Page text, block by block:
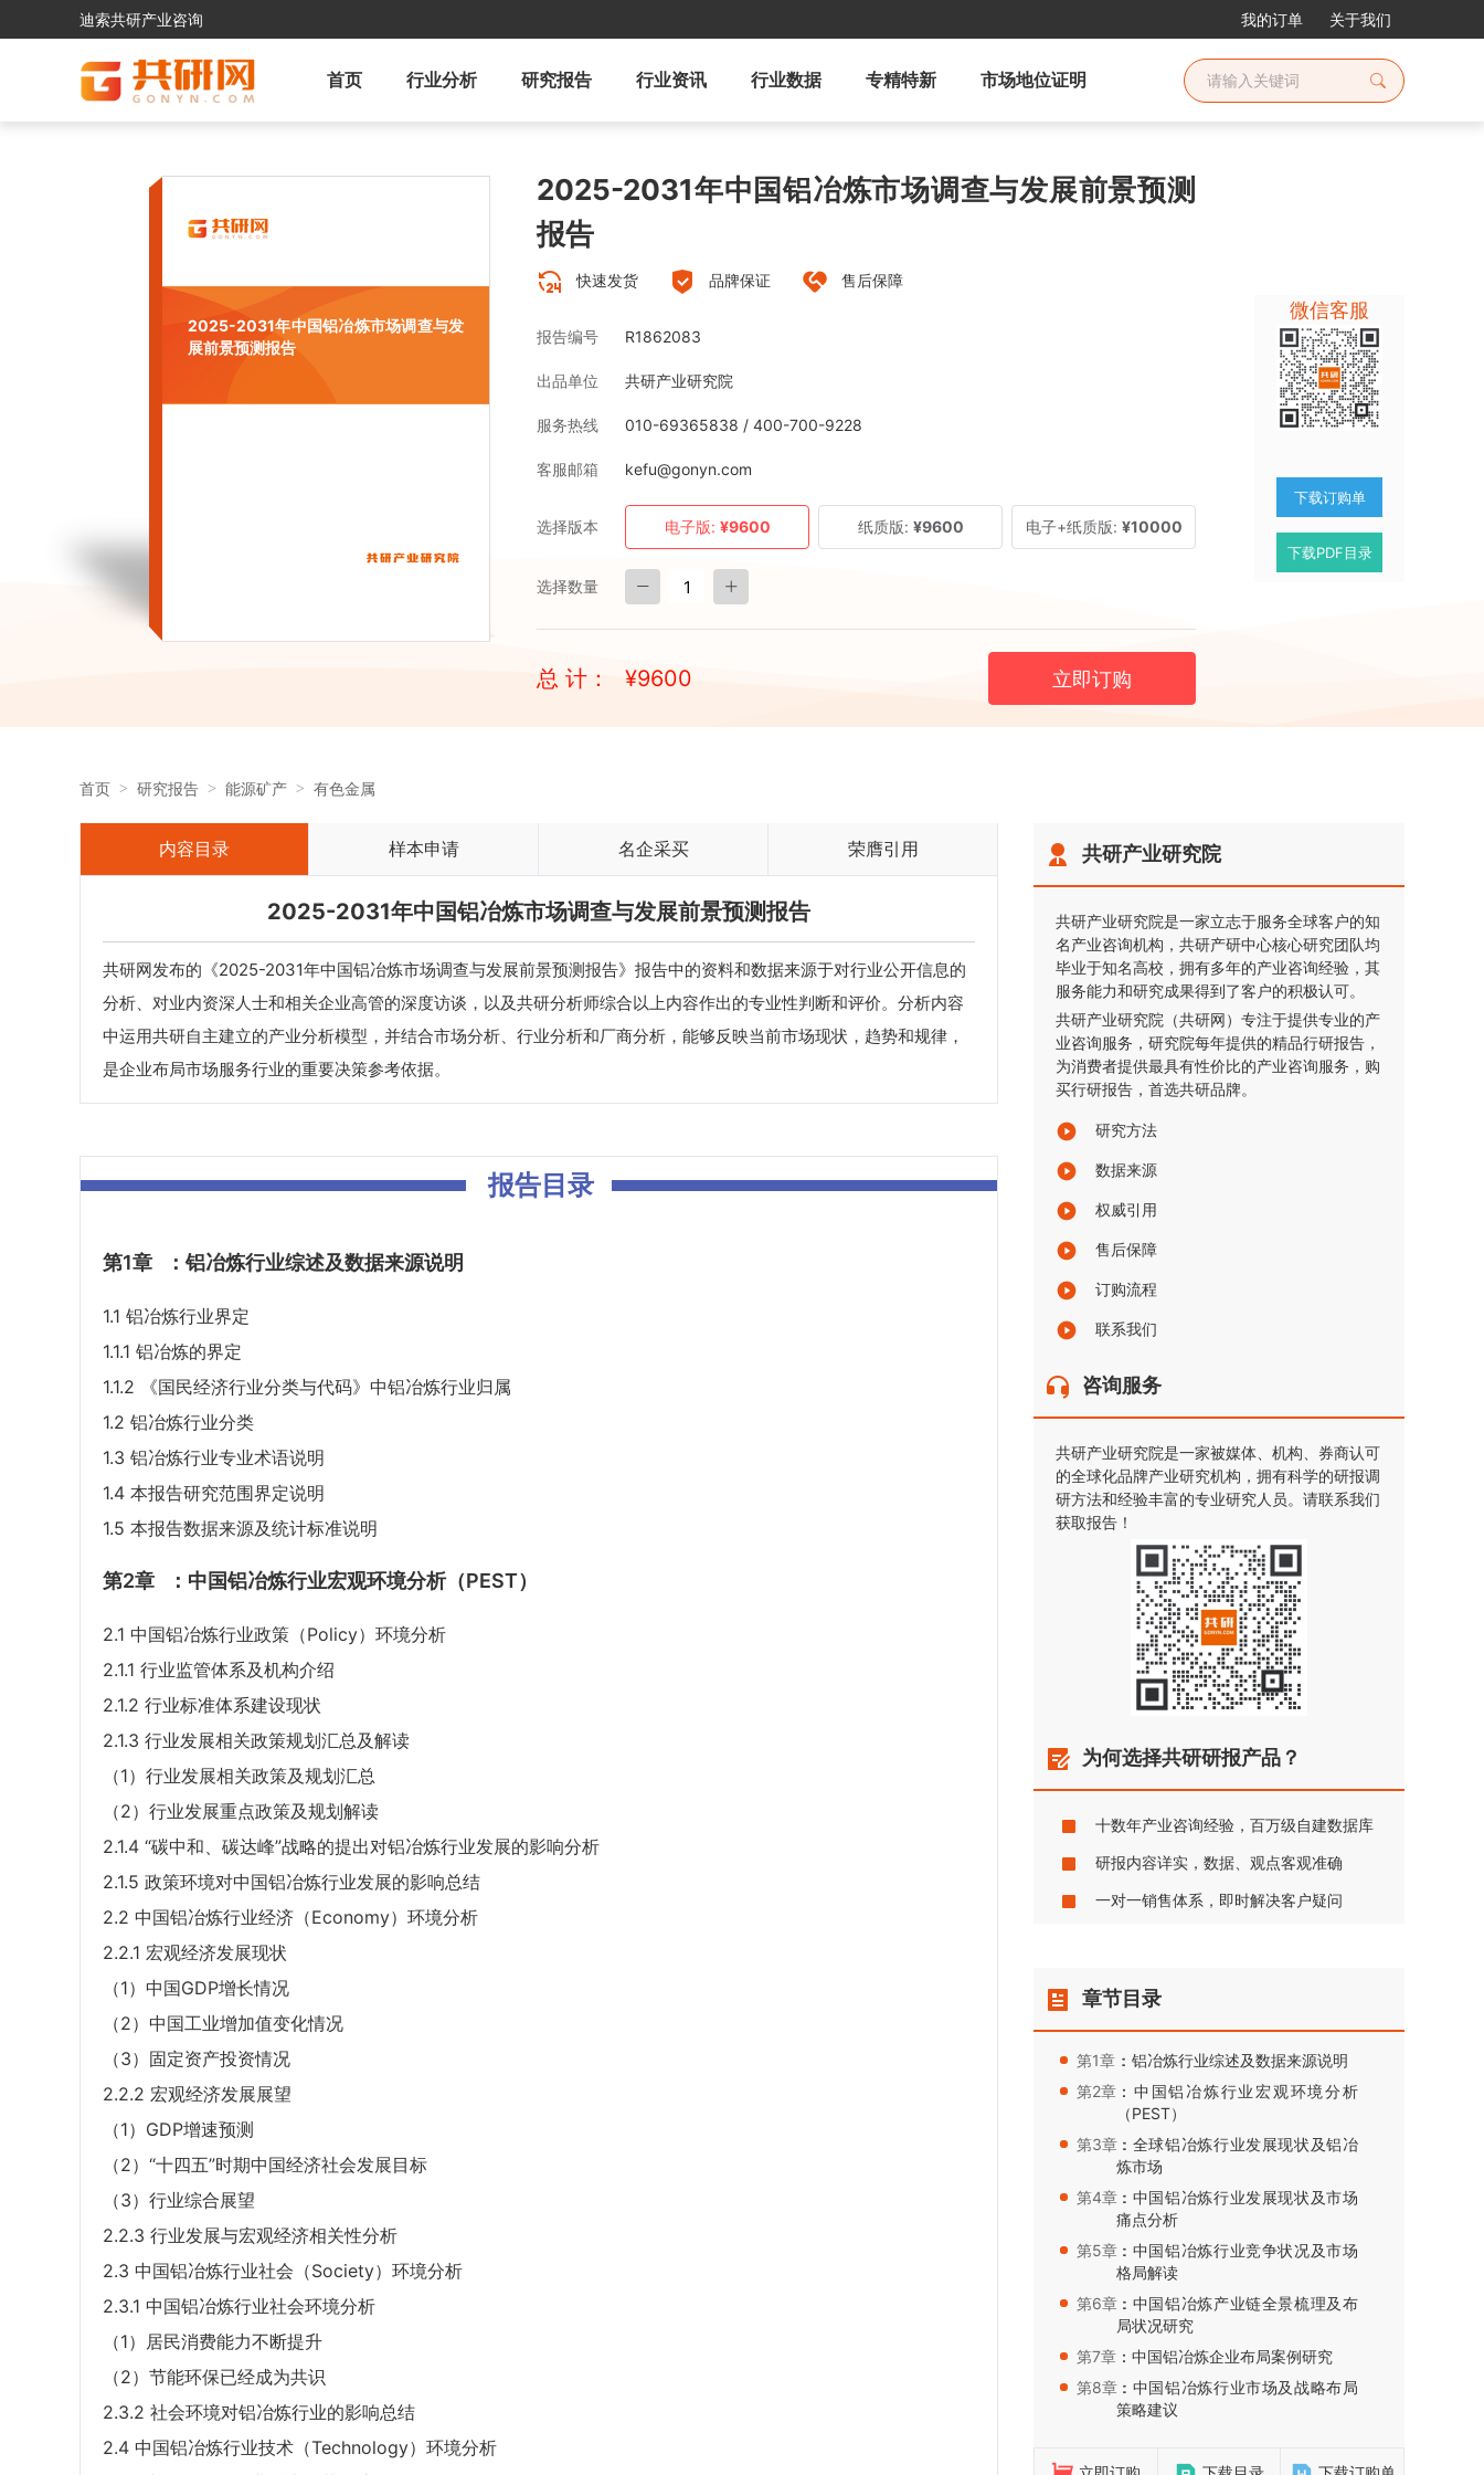
迪索共研产业咨询 我的订单 关于我们
首页 行业分析 研究报告 行业资讯 行业数据 专精特新 市场地位证明
2025-2031年中国铝冶炼市场调查与发
展前景预测报告
2025-2031年中国铝冶炼市场调查与发展前景预测
报告
快速发货 品牌保证 售后保障
报告编号 R1862083
出品单位 共研产业研究院
服务热线 010-69365838 / 400-700-9228
客服邮箱 kefu@gonyn.com
选择版本 电子版: ¥9600 纸质版: ¥9600 电子+纸质版: ¥10000
选择数量
总 计： ¥9600 立即订购
微信客服
下载订购单
下载PDF目录
首页 研究报告 能源矿产 有色金属
内容目录 样本申请 名企采买 荣膺引用
2025-2031年中国铝冶炼市场调查与发展前景预测报告
共研网发布的《2025-2031年中国铝冶炼市场调查与发展前景预测报告》报告中的资料和数据来源于对行业公开信息的
分析、对业内资深人士和相关企业高管的深度访谈，以及共研分析师综合以上内容作出的专业性判断和评价。分析内容
中运用共研自主建立的产业分析模型，并结合市场分析、行业分析和厂商分析，能够反映当前市场现状，趋势和规律，
是企业布局市场服务行业的重要决策参考依据。
报告目录
第1章 ：铝冶炼行业综述及数据来源说明
1.1 铝冶炼行业界定
1.1.1 铝冶炼的界定
1.1.2 《国民经济行业分类与代码》中铝冶炼行业归属
1.2 铝冶炼行业分类
1.3 铝冶炼行业专业术语说明
1.4 本报告研究范围界定说明
1.5 本报告数据来源及统计标准说明
第2章 ：中国铝冶炼行业宏观环境分析（PEST）
2.1 中国铝冶炼行业政策（Policy）环境分析
2.1.1 行业监管体系及机构介绍
2.1.2 行业标准体系建设现状
2.1.3 行业发展相关政策规划汇总及解读
（1）行业发展相关政策及规划汇总
（2）行业发展重点政策及规划解读
2.1.4 “碳中和、碳达峰”战略的提出对铝冶炼行业发展的影响分析
2.1.5 政策环境对中国铝冶炼行业发展的影响总结
2.2 中国铝冶炼行业经济（Economy）环境分析
2.2.1 宏观经济发展现状
（1）中国GDP增长情况
（2）中国工业增加值变化情况
（3）固定资产投资情况
2.2.2 宏观经济发展展望
（1）GDP增速预测
（2）“十四五”时期中国经济社会发展目标
（3）行业综合展望
2.2.3 行业发展与宏观经济相关性分析
2.3 中国铝冶炼行业社会（Society）环境分析
2.3.1 中国铝冶炼行业社会环境分析
（1）居民消费能力不断提升
（2）节能环保已经成为共识
2.3.2 社会环境对铝冶炼行业的影响总结
2.4 中国铝冶炼行业技术（Technology）环境分析
共研产业研究院
共研产业研究院是一家立志于服务全球客户的知
名产业咨询机构，共研产研中心核心研究团队均
毕业于知名高校，拥有多年的产业咨询经验，其
服务能力和研究成果得到了客户的积极认可。
共研产业研究院（共研网）专注于提供专业的产
业咨询服务，研究院每年提供的精品行研报告，
为消费者提供最具有性价比的产业咨询服务，购
买行研报告，首选共研品牌。
研究方法
数据来源
权威引用
售后保障
订购流程
联系我们
咨询服务
共研产业研究院是一家被媒体、机构、券商认可
的全球化品牌产业研究机构，拥有科学的研报调
研方法和经验丰富的专业研究人员。请联系我们
获取报告！
为何选择共研研报产品？
十数年产业咨询经验，百万级自建数据库
研报内容详实，数据、观点客观准确
一对一销售体系，即时解决客户疑问
章节目录
第1章：：铝冶炼行业综述及数据来源说明
第2章：：中国铝冶炼行业宏观环境分析
（PEST）
第3章：：全球铝冶炼行业发展现状及铝冶
炼市场
第4章：：中国铝冶炼行业发展现状及市场
痛点分析
第5章：：中国铝冶炼行业竞争状况及市场
格局解读
第6章：：中国铝冶炼产业链全景梳理及布
局状况研究
第7章：：中国铝冶炼企业布局案例研究
第8章：：中国铝冶炼行业市场及战略布局
策略建议